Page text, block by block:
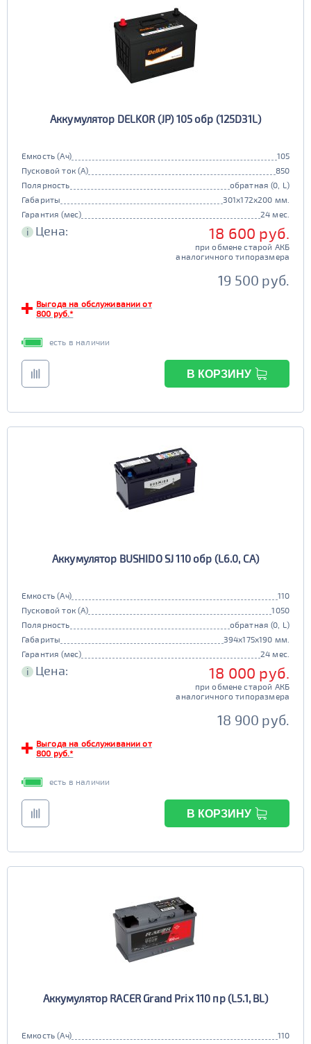
Аккумулятор DELKOR (JP) 105 обр (125D31L)
Емкость (Ач)
105
Пусковой ток (А)
850
Полярность
обратная (0, L)
Габариты
301x172x200 мм.
Гарантия (мес)
24 мес.
i Цена: 18 600 руб.
при обмене старой АКБ
аналогичного типоразмера
19 500 руб.
Выгода на обслуживании от
800 руб.*
есть в наличии
В КОРЗИНУ
Аккумулятор BUSHIDO SJ 110 обр (L6.0, CA)
Емкость (Ач)
110
Пусковой ток (А)
1050
Полярность
обратная (0, L)
Габариты
394x175x190 мм.
Гарантия (мес)
24 мес.
i Цена: 18 000 руб.
при обмене старой АКБ
аналогичного типоразмера
18 900 руб.
Выгода на обслуживании от
800 руб.*
есть в наличии
В КОРЗИНУ
Аккумулятор RACER Grand Prix 110 пр (L5.1, BL)
Емкость (Ач)
110